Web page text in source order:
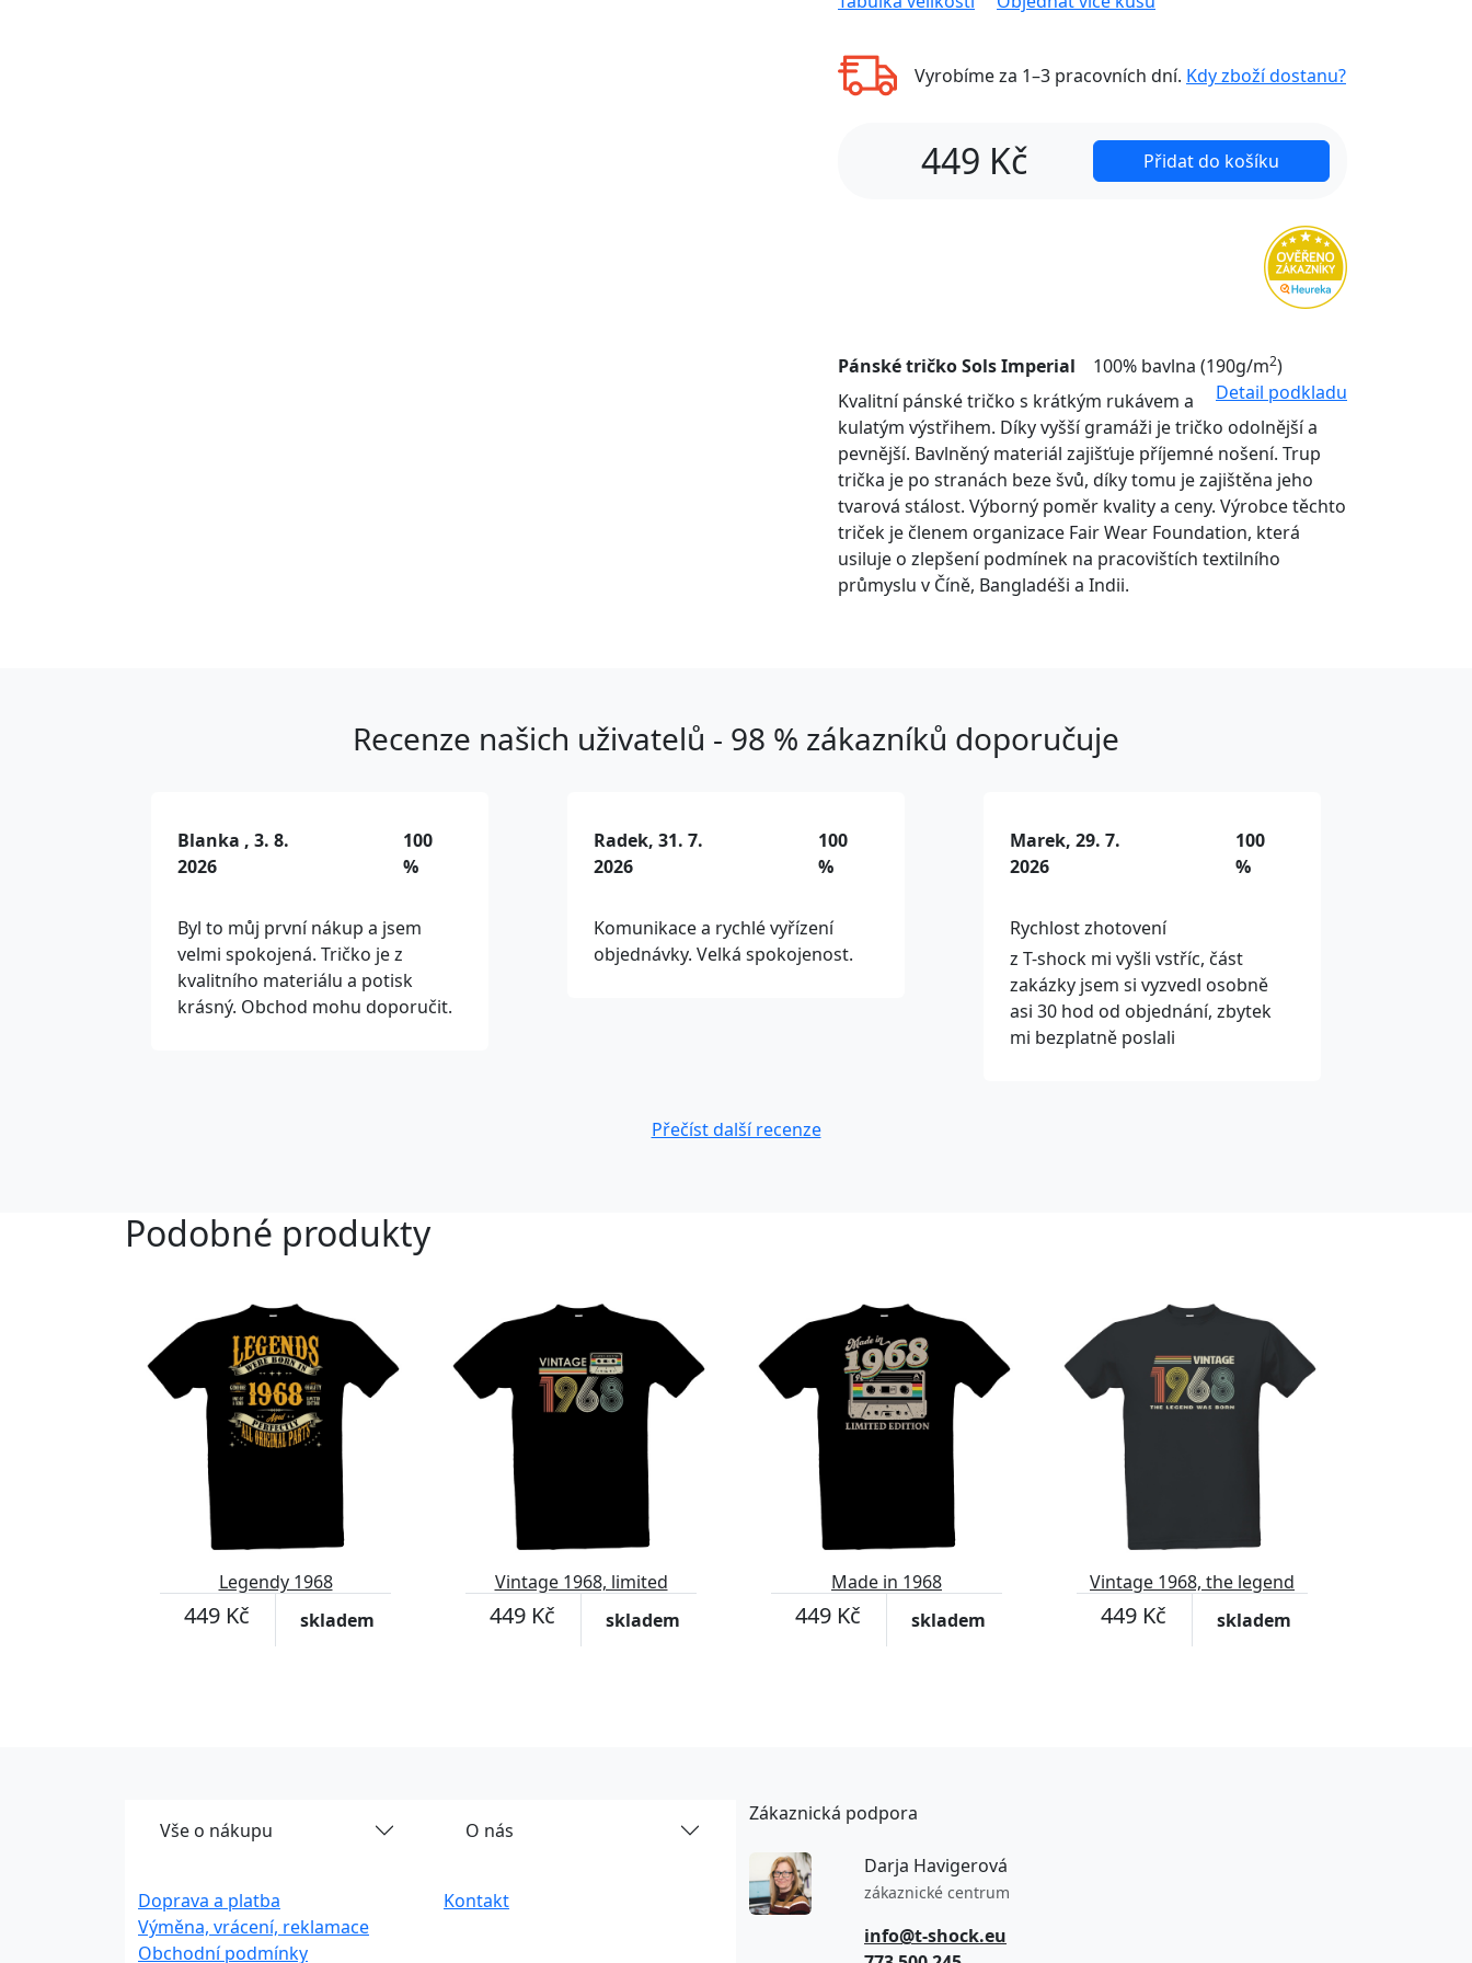
Vyrobíme za 1–3 pracovních dní. Kdy zboží dostanu?
449 Kč Přidat do košíku
Pánské tričko Sols Imperial 100% bavlna (190g/m2)
Detail podkladu
Kvalitní pánské tričko s krátkým rukávem a
kulatým výstřihem. Díky vyšší gramáži je tričko odolnější a
pevnější. Bavlněný materiál zajišťuje příjemné nošení. Trup
trička je po stranách beze švů, díky tomu je zajištěna jeho
tvarová stálost. Výborný poměr kvality a ceny. Výrobce těchto
triček je členem organizace Fair Wear Foundation, která
usiluje o zlepšení podmínek na pracovištích textilního
průmyslu v Číně, Bangladéši a Indii.
Recenze našich uživatelů - 98 % zákazníků doporučuje
Blanka , 3. 8.
2026
100
%
Byl to můj první nákup a jsem
velmi spokojená. Tričko je z
kvalitního materiálu a potisk
krásný. Obchod mohu doporučit.
Radek, 31. 7.
2026
100
%
Komunikace a rychlé vyřízení
objednávky. Velká spokojenost.
Marek, 29. 7.
2026
100
%
Rychlost zhotovení
z T-shock mi vyšli vstříc, část
zakázky jsem si vyzvedl osobně
asi 30 hod od objednání, zbytek
mi bezplatně poslali
Přečíst další recenze
Podobné produkty
Legendy 1968
449 Kč skladem
Vintage 1968, limited
edition
449 Kč skladem
Made in 1968
449 Kč skladem
Vintage 1968, the legend
was born
449 Kč skladem
Vše o nákupu
Doprava a platba
Výměna, vrácení, reklamace
Obchodní podmínky
O nás
Kontakt
Zákaznická podpora
Darja Havigerová
zákaznické centrum
info@t-shock.eu